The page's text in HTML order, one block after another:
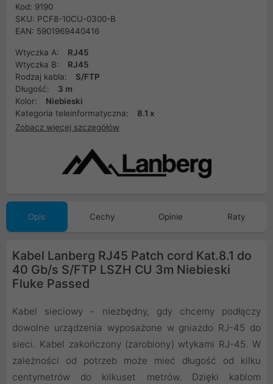
Kod: 9190
SKU: PCF8-10CU-0300-B
EAN: 5901969440416
Wtyczka A:
RJ45
Wtyczka B:
RJ45
Rodzaj kabla:
S/FTP
Długość:
3 m
Kolor:
Niebieski
Kategoria teleinformatyczna:
8.1 x
Zobacz więcej szczegółów
Opis Cechy Opinie Raty
Kabel Lanberg RJ45 Patch cord Kat.8.1 do
40 Gb/s S/FTP LSZH CU 3m Niebieski
Fluke Passed
Kabel sieciowy - niezbędny, gdy chcemy podłączy
dowolne urządzenia wyposażone w gniazdo RJ-45 do
sieci. Kabel zakończony (zarobiony) wtykami RJ-45. W
zależności od potrzeb może mieć długość od kilku
centymetrów do kilkuset metrów. Dzięki kablom